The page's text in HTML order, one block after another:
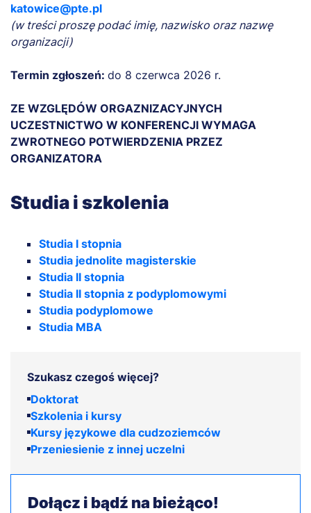
katowice@pte.pl
(w treści proszę podać imię, nazwisko oraz nazwę
organizacji)
Termin zgłoszeń: do 8 czerwca 2026 r.
ZE WZGLĘDÓW ORGAZNIZACYJNYCH
UCZESTNICTWO W KONFERENCJI WYMAGA
ZWROTNEGO POTWIERDZENIA PRZEZ
ORGANIZATORA
Studia i szkolenia
Studia I stopnia
Studia jednolite magisterskie
Studia II stopnia
Studia II stopnia z podyplomowymi
Studia podyplomowe
Studia MBA
Szukasz czegoś więcej?
Doktorat
Szkolenia i kursy
Kursy językowe dla cudzoziemców
Przeniesienie z innej uczelni
Dołącz i bądź na bieżąco!